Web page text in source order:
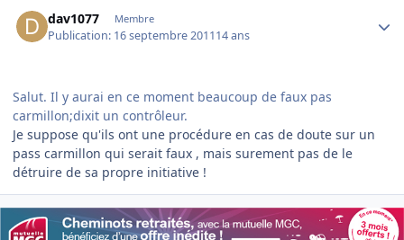
dav1077 Membre
Publication: 16 septembre 201114 ans
Salut. Il y aurai en ce moment beaucoup de faux pas
carmillon;dixit un contrôleur.
Je suppose qu'ils ont une procédure en cas de doute sur un
pass carmillon qui serait faux , mais surement pas de le
détruire de sa propre initiative !